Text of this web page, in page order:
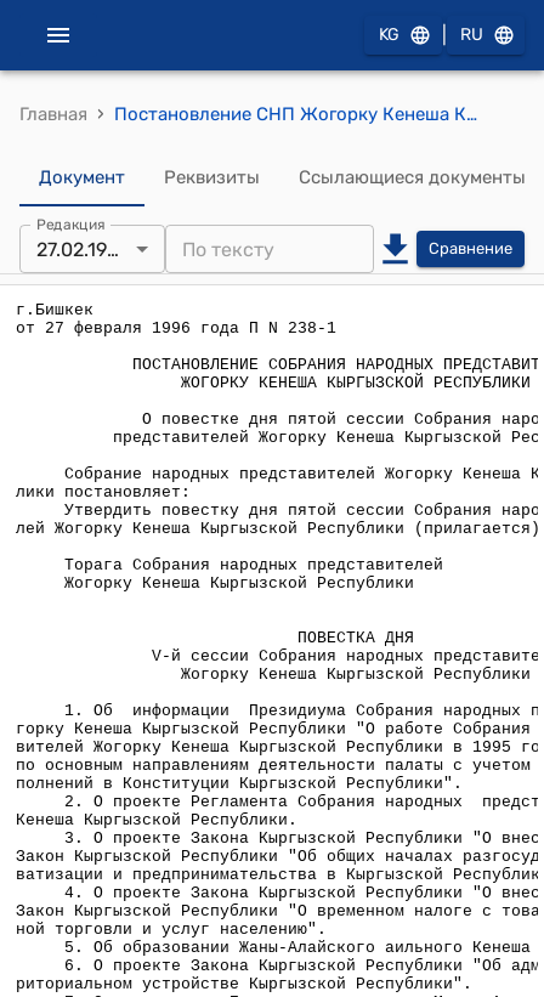
KG RU
Главная › Постановление СНП Жогорку Кенеша КР от 27 февраля 1996 года П №238-1 "О повестке дня пятой сессии Собрания народных представителей Жогорку Кенеша Кыргызской Республики"
Документ Реквизиты Ссылающиеся документы
Редакция
27.02.1995 Сравнение